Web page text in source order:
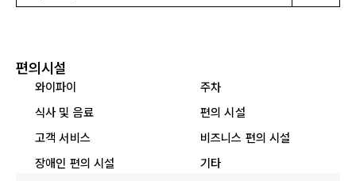
편의시설
와이파이
주차
식사 및 음료
편의 시설
고객 서비스
비즈니스 편의 시설
장애인 편의 시설
기타